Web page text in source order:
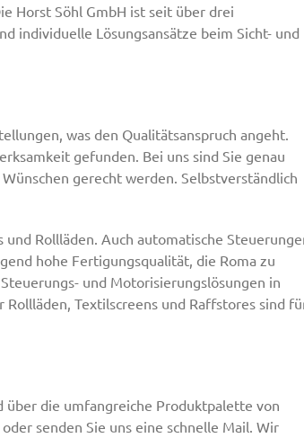
Horst Söhl GmbH ist seit über drei
individuelle Lösungsansätze beim Sicht- und
was den Qualitätsanspruch angeht.
gefunden. Bei uns sind Sie genau
gerecht werden. Selbstverständlich
Rollläden. Auch automatische
hohe Fertigungsqualität, die Roma zu
und Motorisierungslösungen in
Textilscreens und Raffstores sind
über die umfangreiche Produktpalette von
senden Sie uns eine schnelle Mail. Wir